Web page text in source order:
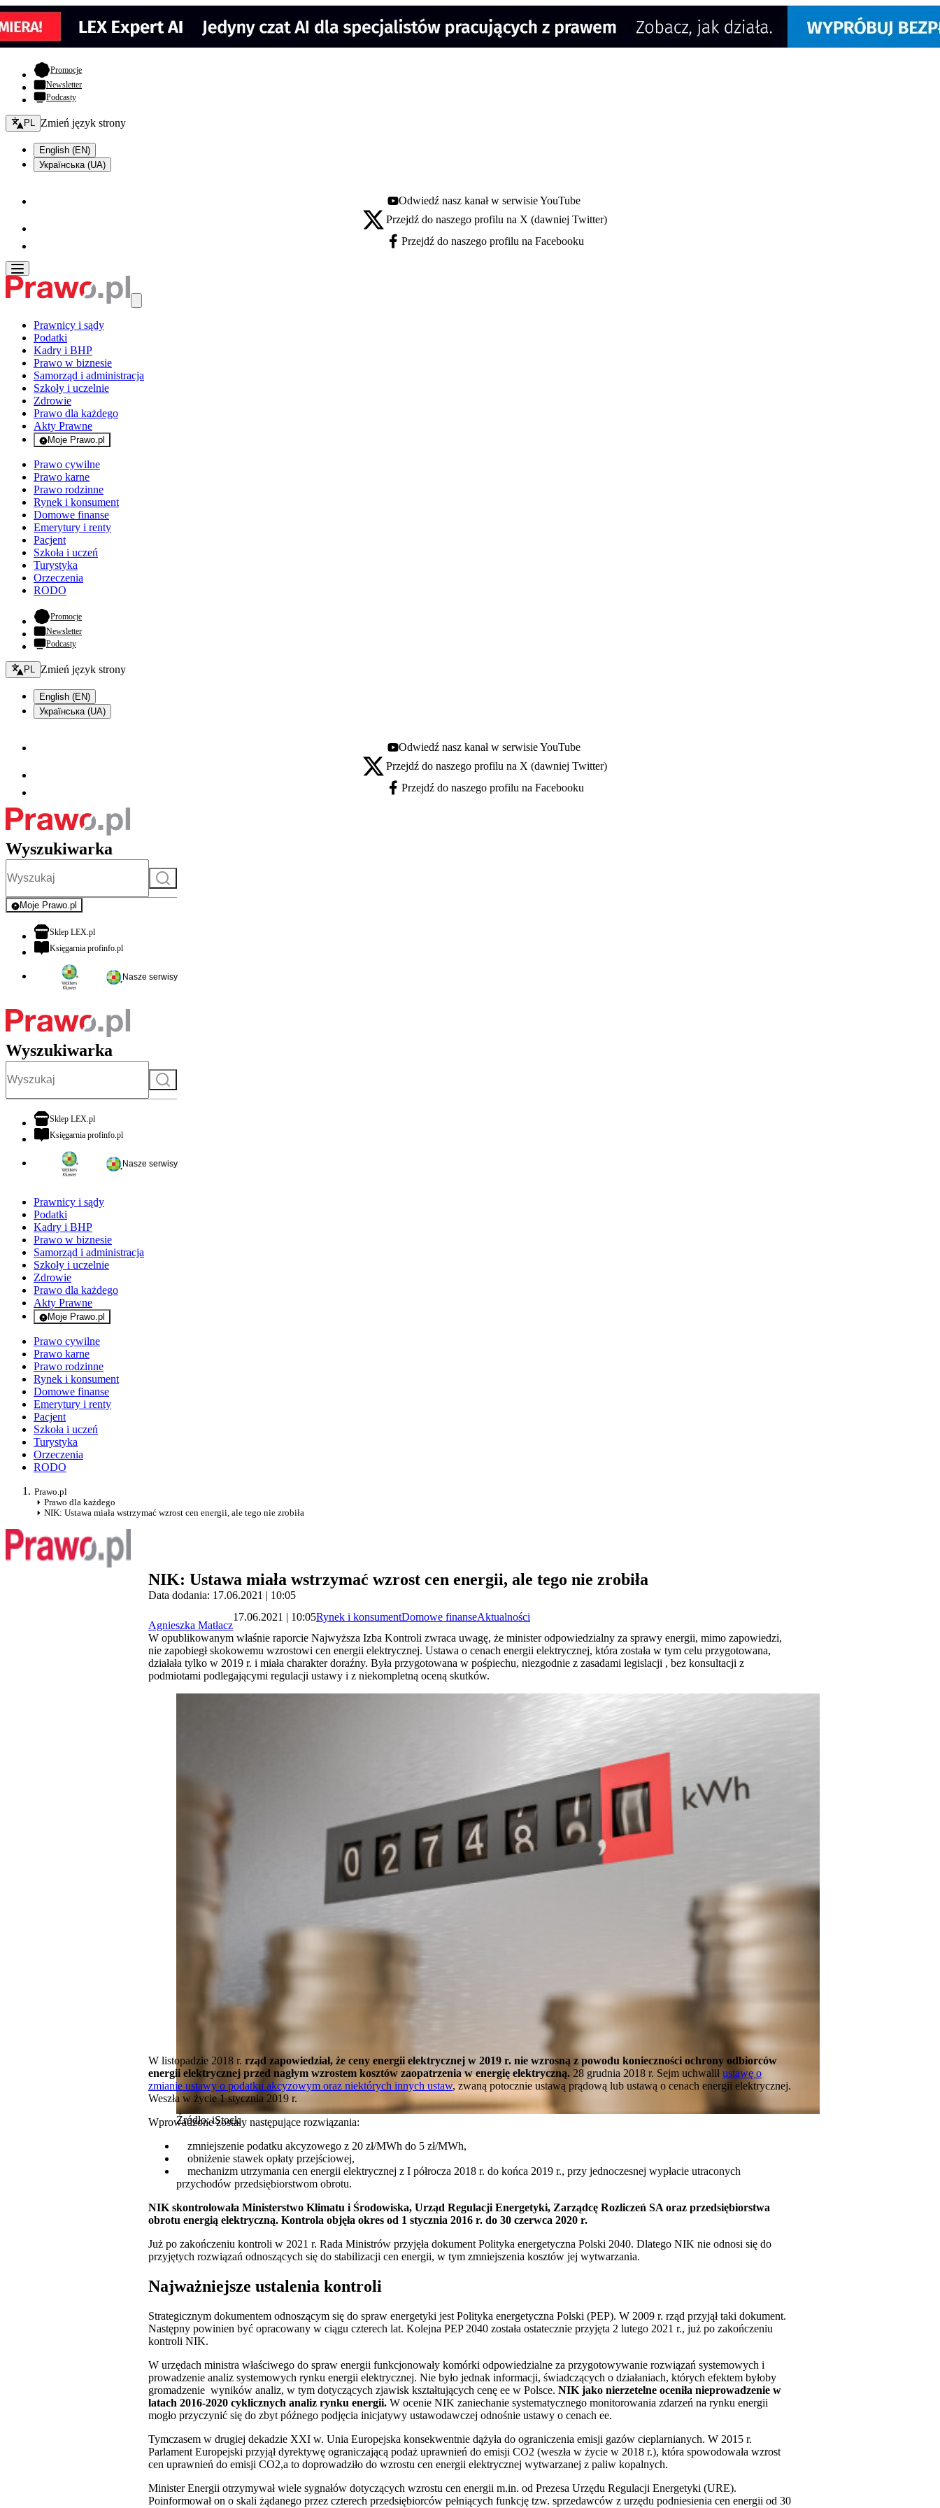
Promocje- otwiera się w nowej karcie
Newsletter
Podcasty
Zmień język - bieżący:
PL Zmień język strony
English (EN)
Українська (UA)
Youtube - otwiera się w nowej karcie
Odwiedź nasz kanał w serwisie YouTube
X - otwiera się w nowej karcie
Przejdź do naszego profilu na X (dawniej Twitter)
Facebook - otwiera się w nowej karcie
Przejdź do naszego profilu na Facebooku
Prawnicy i sądy
Podatki
Kadry i BHP
Prawo w biznesie
Samorząd i administracja
Szkoły i uczelnie
Zdrowie
Prawo dla każdego
Akty Prawne
Moje Prawo.pl
- rejestracja i logowanie do serwisu
Prawo cywilne
Prawo karne
Prawo rodzinne
Rynek i konsument
Domowe finanse
Emerytury i renty
Pacjent
Szkoła i uczeń
Turystyka
Orzeczenia
RODO
Promocje- otwiera się w nowej karcie
Newsletter
Podcasty
Zmień język - bieżący:
PL Zmień język strony
English (EN)
Українська (UA)
Youtube - otwiera się w nowej karcie
Odwiedź nasz kanał w serwisie YouTube
X - otwiera się w nowej karcie
Przejdź do naszego profilu na X (dawniej Twitter)
Facebook - otwiera się w nowej karcie
Przejdź do naszego profilu na Facebooku
Wyszukiwarka
Szukaj
Moje Prawo.pl
- rejestracja i logowanie do serwisu
Sklep LEX.plotwiera się w nowej karcie
Księgarnia profinfo.plotwiera się w nowej karcie
Nasze serwisy
Wyszukiwarka
Szukaj
Sklep LEX.plotwiera się w nowej karcie
Księgarnia profinfo.plotwiera się w nowej karcie
Nasze serwisy
Prawnicy i sądy
Podatki
Kadry i BHP
Prawo w biznesie
Samorząd i administracja
Szkoły i uczelnie
Zdrowie
Prawo dla każdego
Akty Prawne
Moje Prawo.pl
- rejestracja i logowanie do serwisu
Prawo cywilne
Prawo karne
Prawo rodzinne
Rynek i konsument
Domowe finanse
Emerytury i renty
Pacjent
Szkoła i uczeń
Turystyka
Orzeczenia
RODO
Prawo.pl
Prawo dla każdego
NIK: Ustawa miała wstrzymać wzrost cen energii, ale tego nie zrobiła
NIK: Ustawa miała wstrzymać wzrost cen energii, ale tego nie zrobiła
Data dodania: 17.06.2021 | 10:05
Agnieszka Matłacz
17.06.2021 | 10:05Rynek i konsumentDomowe finanseAktualności
W opublikowanym właśnie raporcie Najwyższa Izba Kontroli zwraca uwagę, że minister odpowiedzialny za sprawy energii, mimo zapowiedzi,
nie zapobiegł skokowemu wzrostowi cen energii elektrycznej. Ustawa o cenach energii elektrycznej, która została w tym celu przygotowana,
działała tylko w 2019 r. i miała charakter doraźny. Była przygotowana w pośpiechu, niezgodnie z zasadami legislacji , bez konsultacji z
podmiotami podlegającymi regulacji ustawy i z niekompletną oceną skutków.
Źródło: iStock
W listopadzie 2018 r. rząd zapowiedział, że ceny energii elektrycznej w 2019 r. nie wzrosną z powodu konieczności ochrony odbiorców
energii elektrycznej przed nagłym wzrostem kosztów zaopatrzenia w energię elektryczną. 28 grudnia 2018 r. Sejm uchwaliłustawę o
zmianie ustawy o podatku akcyzowym oraz niektórych innych ustaw, zwaną potocznie ustawą prądową lub ustawą o cenach energii elektrycznej.
Weszła w życie 1 stycznia 2019 r.
Wprowadzone zostały następujące rozwiązania:
zmniejszenie podatku akcyzowego z 20 zł/MWh do 5 zł/MWh,
obniżenie stawek opłaty przejściowej,
mechanizm utrzymania cen energii elektrycznej z I półrocza 2018 r. do końca 2019 r., przy jednoczesnej wypłacie utraconych
przychodów przedsiębiorstwom obrotu.
NIK skontrolowała Ministerstwo Klimatu i Środowiska, Urząd Regulacji Energetyki, Zarządcę Rozliczeń SA oraz przedsiębiorstwa
obrotu energią elektryczną. Kontrola objęła okres od 1 stycznia 2016 r. do 30 czerwca 2020 r.
Już po zakończeniu kontroli w 2021 r. Rada Ministrów przyjęła dokument Polityka energetyczna Polski 2040. Dlatego NIK nie odnosi się do
przyjętych rozwiązań odnoszących się do stabilizacji cen energii, w tym zmniejszenia kosztów jej wytwarzania.
Najważniejsze ustalenia kontroli
Strategicznym dokumentem odnoszącym się do spraw energetyki jest Polityka energetyczna Polski (PEP). W 2009 r. rząd przyjął taki dokument.
Następny powinien być opracowany w ciągu czterech lat. Kolejna PEP 2040 została ostatecznie przyjęta 2 lutego 2021 r., już po zakończeniu
kontroli NIK.
W urzędach ministra właściwego do spraw energii funkcjonowały komórki odpowiedzialne za przygotowywanie rozwiązań systemowych i
prowadzenie analiz systemowych rynku energii elektrycznej. Nie było jednak informacji, świadczących o działaniach, których efektem byłoby
gromadzenie wyników analiz, w tym dotyczących zjawisk kształtujących cenę ee w Polsce. NIK jako nierzetelne oceniła nieprowadzenie w
latach 2016-2020 cyklicznych analiz rynku energii. W ocenie NIK zaniechanie systematycznego monitorowania zdarzeń na rynku energii
mogło przyczynić się do zbyt późnego podjęcia inicjatywy ustawodawczej odnośnie ustawy o cenach ee.
Tymczasem w drugiej dekadzie XXI w. Unia Europejska konsekwentnie dążyła do ograniczenia emisji gazów cieplarnianych. W 2015 r.
Parlament Europejski przyjął dyrektywę ograniczającą podaż uprawnień do emisji CO2 (weszła w życie w 2018 r.), która spowodowała wzrost
cen uprawnień do emisji CO2,a to doprowadziło do wzrostu cen energii elektrycznej wytwarzanej z paliw kopalnych.
Minister Energii otrzymywał wiele sygnałów dotyczących wzrostu cen energii m.in. od Prezesa Urzędu Regulacji Energetyki (URE).
Poinformował on o skali żądanego przez czterech przedsiębiorców pełniących funkcję tzw. sprzedawców z urzędu podniesienia cen energii od 30